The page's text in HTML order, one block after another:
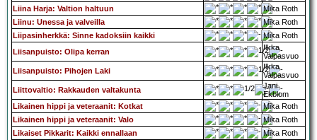
Liina Harja: Valtion haltuun
Mika Roth
Liinu: Unessa ja valveilla
Mika Roth
Liipasinherkkä: Sinne kadoksiin kaikki
Mika Roth
Liisanpuisto: Olipa kerran
Ilkka
Valpasvuo
Liisanpuisto: Pihojen Laki
Ilkka
Valpasvuo
Liittovaltio: Rakkauden valtakunta
Jani
Ekblom
Likainen hippi ja veteraanit: Kotkat
Mika Roth
Likainen hippi ja veteraanit: Valo
Mika Roth
Likaiset Pikkarit: Kaikki ennallaan
Mika Roth